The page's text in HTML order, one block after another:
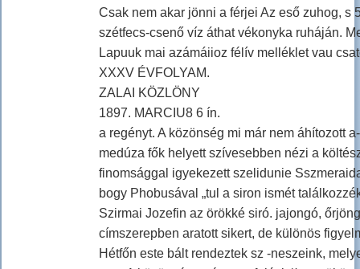
Csak nem akar jönni a férjei Az eső zuhog,
szétfecs-csenő víz áthat vékonyka ruháján.
Lapuuk mai azámáiioz félív melléklet vau
XXXV ÉVFOLYAM.
ZALAI KÖZLÖNY
1897. MARCIU8 6 ín.
a regényt. A közönség mi már nem áhítozott
medúza fők helyett szívesebben nézi a
finomsággal igyekezett szelidunie
bogy Phobusával „tul a siron ismét
Szirmai Jozefin az örökké siró. jajongó,
címszerepben aratott sikert, de különös
Hétfőn este bált rendeztek sz -neszeink,